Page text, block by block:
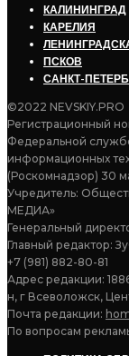
КАЛИНИНГРАД
КАРЕЛИЯ
ПСКОВ
САНКТ-
©2022 NEVSKIY.PRO
Регистрационный
Федеральной
информационных
(Роскомнадзор) 30
Учредитель:
МЕДИА»
Генеральный
Главный редактор:
+7 (981) 882-80-81
Адрес редакции:
н, г Всеволожск,
Почта редакции:
По вопросам